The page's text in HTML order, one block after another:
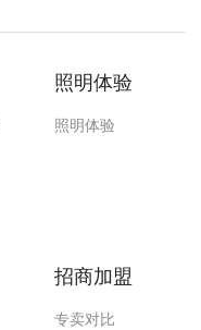
照明体验
照明体验
招商加盟
专卖对比